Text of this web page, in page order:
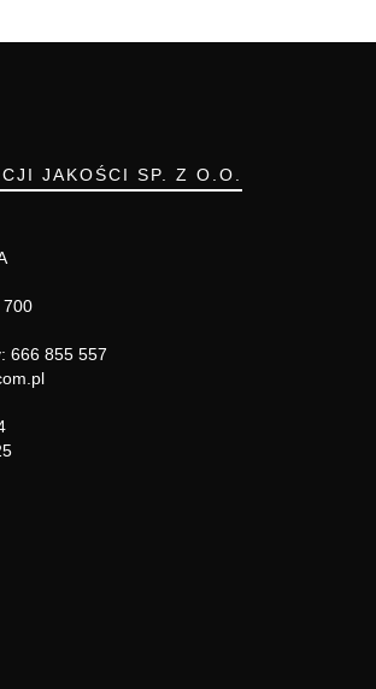
JAKOŚCI SP. Z O.O.
700
666 855 557